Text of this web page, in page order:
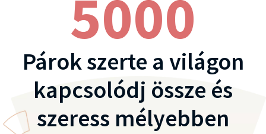
5000
Párok szerte a világon
kapcsolódj össze és
szeress mélyebben